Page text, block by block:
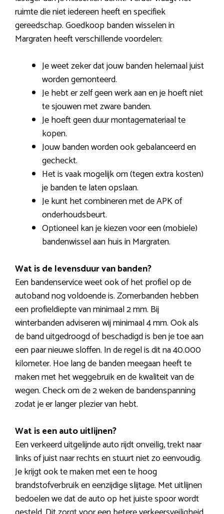
ruimte die niet iedereen heeft en specifiek
gereedschap. Goedkoop banden wisselen in
Margraten heeft verschillende voordelen:
Je weet zeker dat jouw banden helemaal juist
worden gemonteerd.
Je hebt er zelf geen werk aan en je hoeft niet
te sjouwen met zware banden.
Je hoeft geen duur montagemateriaal te
kopen.
Jouw banden worden ook gebalanceerd en
gecheckt.
Het is vaak mogelijk om (tegen extra kosten)
je banden te laten opslaan.
Je kunt het combineren met de APK of
onderhoudsbeurt.
Optioneel kan je kiezen voor een (mobiele)
bandenwissel aan huis in Margraten.
Wat is de levensduur van banden?
Een bandenservice weet ook of het profiel op de
autoband nog voldoende is. Zomerbanden hebben
een profieldiepte van minimaal 2 mm. Bij
winterbanden adviseren wij minimaal 4 mm. Ook als
de band uitgedroogd of beschadigd is ben je toe aan
een paar nieuwe sloffen. In de regel is dit na 40.000
kilometer. Hoe lang de banden meegaan heeft te
maken met het weggebruik en de kwaliteit van de
wegen. Check om de 2 weken de bandenspanning
zodat je er langer plezier van hebt.
Wat is een auto uitlijnen?
Een verkeerd uitgelijnde auto rijdt onveilig, trekt naar
links of juist naar rechts en stuurt niet zo eenvoudig.
Je krijgt ook te maken met een te hoog
brandstofverbruik en eenzijdige slijtage. Met uitlijnen
bedoelen we dat de auto op het juiste spoor wordt